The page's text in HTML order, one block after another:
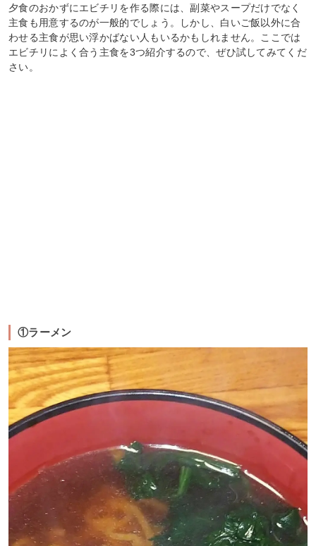
夕食のおかずにエビチリを作る際には、副菜やスープだけでなく
主食も用意するのが一般的でしょう。しかし、白いご飯以外に合
わせる主食が思い浮かばない人もいるかもしれません。ここでは
エビチリによく合う主食を3つ紹介するので、ぜひ試してみてくだ
さい。
①ラーメン